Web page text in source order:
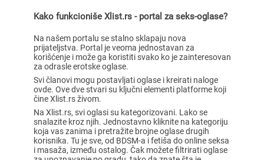
Kako funkcioniše Xlist.rs - portal za seks-oglase?
Na našem portalu se stalno sklapaju nova
prijateljstva. Portal je veoma jednostavan za
korišćenje i može ga koristiti svako ko je zainteresovan
za odrasle erotske oglase.
Svi članovi mogu postavljati oglase i kreirati naloge
ovde. Ove dve stvari su ključni elementi platforme koji
čine Xlist.rs živom.
Na Xlist.rs, svi oglasi su kategorizovani. Lako se
snalazite kroz njih. Jednostavno kliknite na kategoriju
koja vas zanima i pretražite brojne oglase drugih
korisnika. Tu je sve, od BDSM-a i fetiša do online seksa
i masaža, između ostalog. Čak možete filtrirati oglase